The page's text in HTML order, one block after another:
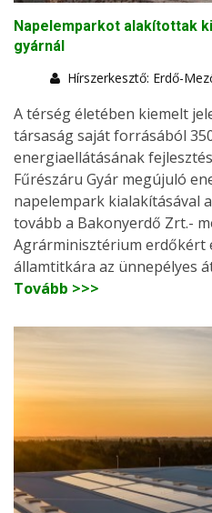
Napelemparkot alakítottak
gyárnál
Hírszerkesztő: Erdő-
A térség életében kiemelt
társaság saját forrásából
energiaellátásának
Fűrészáru Gyár megújuló
napelempark kialakításával
tovább a Bakonyerdő Zrt.-
Agrárminisztérium erdőkért
államtitkára az ünnepélyes
Tovább >>>